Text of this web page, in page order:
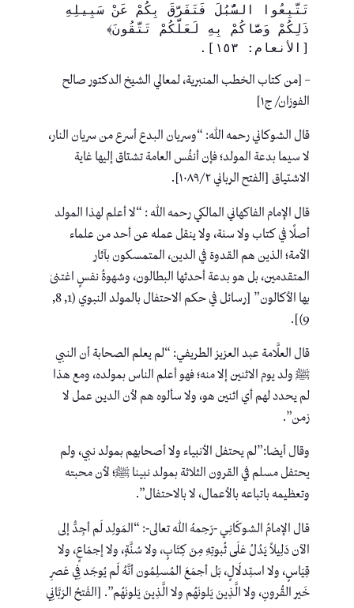
[الأنعام: ١٥٣].
– [من كتاب الخطب المنبرية، لمعالي الشيخ الدكتور صالح
الفوزان/ ج١]
قال الشوكاني رحمه الله: “وسريان البدع أسرع من سريان النار،
لا سيما بدعة المولد؛ فإن أنفُس العامة تشتاق إليها غاية
الاشتياق [الفتح الرباني ١٠٨٩/٢].
قال الإمام الفاكهاني المالكي رحمه الله : “لا أعلم لهذا المولد
أصلًا في كتاب ولا سنة، ولا ينقل عمله عن أحد من علماء
الأمة؛ الذين هم القدوة في الدين، المتمسكون بآثار
المتقدمين، بل هو بدعة أحدثها البطالون، وشهوةُ نفسٍ اغتنىٰ
بها الأكالون” [رسائل في حكم الاحتفال بالمولد النبوي (1, 8,
9)].
قال العلَّامة عبد العزيز الطريفي: “لم يعلم الصحابة أن النبي
ﷺ ولد يوم الاثنين إلا منه؛ فهو أعلم الناس بمولده، ومع هذا
لم يحدد لهم أي اثنين هو، ولا سألوه هم لأن الدين عمل لا
زمن”.
وقال أيضا:”لم يحتفل الأنبياء ولا أصحابهم بمولد نبي، ولم
يحتفل مسلم في القرون الثلاثة بمولد نبينا ﷺ؛ لأن محبته
وتعظيمه باتباعه بالأعمال، لا بالاحتفال”.
قـال الإمـامُ الشوكَانِـي -رَحِمهُ الله تعالى-: “المَولِد لَم أجِدُّ إلى
الآن دَلِيلاً يَدُلُ عَلَى ثُبوتِهِ مِنَ كِتَابٍ، ولا سُنَّةٍ، ولا إجمَاعٍ، ولا
قِيَاسٍ، ولا استِدلَالٍ، بَل أجمَعَ المُسلِمُون أنَّهُ لَم يُوجَد فِي عَصرِ
خَير القُرونِ، ولا الَّذِينَ يَلونَهُم ولا الَّذِينَ يَلونَهُم”. [الفَتحُ الرَبَّانِي